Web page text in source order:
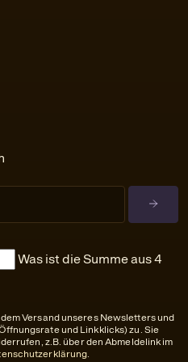
Was ist die Summe aus 4
Versand unseres Newsletters und
und Linkklicks) zu. Sie
z.B. über den Abmeldelink im
.